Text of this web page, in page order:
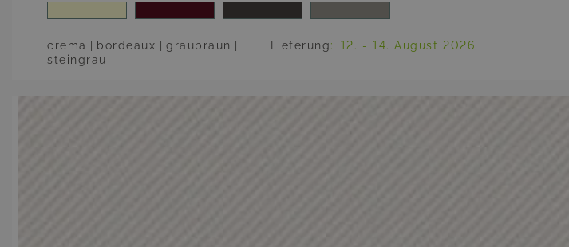
crema bordeaux graubraun
steingrau
Lieferung: 12. - 14. August 2026